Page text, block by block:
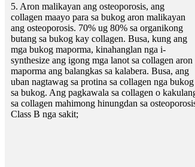
5. Aron malikayan ang osteoporosis, ang
collagen maayo para sa bukog aron malikayan
ang osteoporosis. 70% ug 80% sa organikong
butang sa bukog kay collagen. Busa, kung ang
mga bukog maporma, kinahanglan nga i-
synthesize ang igong mga lanot sa collagen aron
maporma ang balangkas sa kalabera. Busa, ang
uban nagtawag sa protina sa collagen nga bukog
sa bukog. Ang pagkawala sa collagen o
sa collagen mahimong hinungdan sa
Class B nga sakit;